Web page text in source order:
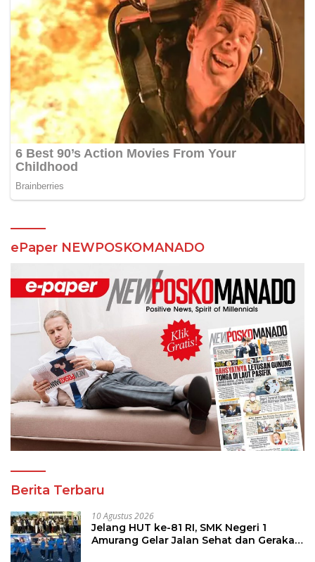
ePaper NEWPOSKOMANADO
Berita Terbaru
10 Agustus 2026
Jelang HUT ke-81 RI, SMK Negeri 1
Amurang Gelar Jalan Sehat dan Gerakan